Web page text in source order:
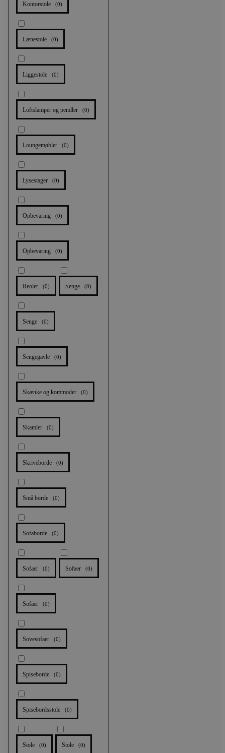
Kontorstole (0)
Lænestole (0)
Liggestole (0)
Loftslamper og pendler (0)
Loungemøbler (0)
Lysestager (0)
Opbevaring (0)
Opbevaring (0)
Reoler (0) Senge (0)
Senge (0)
Sengegavle (0)
Skænke og kommoder (0)
Skamler (0)
Skriveborde (0)
Små borde (0)
Sofaborde (0)
Sofaer (0) Sofaer (0)
Sofaer (0)
Sovesofaer (0)
Spiseborde (0)
Spisebordsstole (0)
Stole (0) Stole (0)